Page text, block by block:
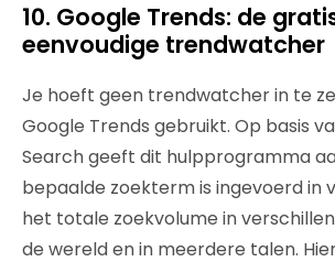
10. Google Trends: de
eenvoudige trendwatcher
Je hoeft geen trendwatcher in te
Google Trends gebruikt. Op basis
Search geeft dit hulpprogramma
bepaalde zoekterm is ingevoerd in
het totale zoekvolume in
de wereld en in meerdere talen.